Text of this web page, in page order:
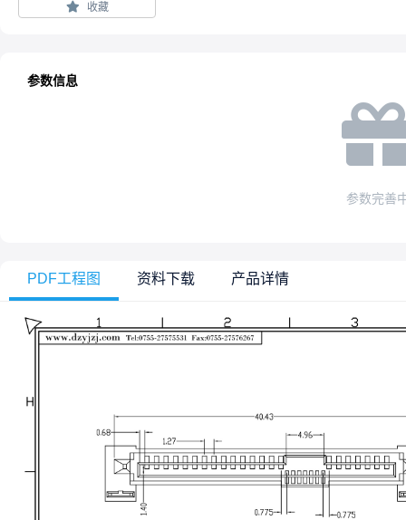
收藏
参数信息
参数完善
PDF工程图 资料下载 产品详情